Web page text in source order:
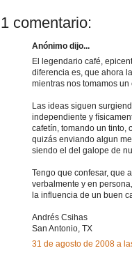
1 comentario:
Anónimo dijo...
El legendario café,
diferencia es, que ahora
mientras nos tomamos
Las ideas siguen
independiente y
cafetín, tomando un tinto,
quizás enviando algun
siendo el del galope de
Tengo que confesar, que
verbalmente y en
la influencia de un buen
Andrés Csihas
San Antonio, TX
31 de agosto de 2008 a